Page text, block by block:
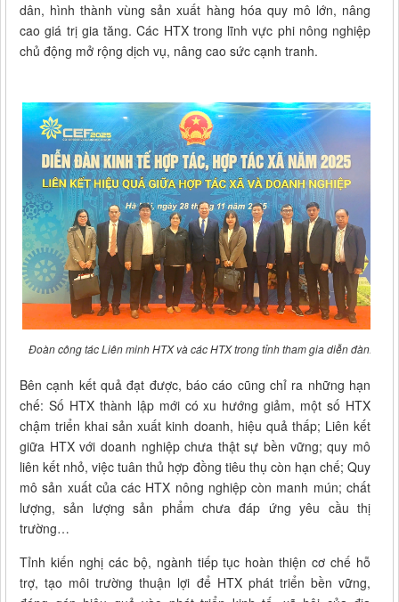
dân, hình thành vùng sản xuất hàng hóa quy mô lớn, nâng
cao giá trị gia tăng. Các HTX trong lĩnh vực phi nông nghiệp
chủ động mở rộng dịch vụ, nâng cao sức cạnh tranh.
Đoàn công tác Liên minh HTX và các HTX trong tỉnh tham gia diễn đàn.
Bên cạnh kết quả đạt được, báo cáo cũng chỉ ra những hạn
chế: Số HTX thành lập mới có xu hướng giảm, một số HTX
chậm triển khai sản xuất kinh doanh, hiệu quả thấp; Liên kết
giữa HTX với doanh nghiệp chưa thật sự bền vững; quy mô
liên kết nhỏ, việc tuân thủ hợp đồng tiêu thụ còn hạn chế; Quy
mô sản xuất của các HTX nông nghiệp còn manh mún; chất
lượng, sản lượng sản phẩm chưa đáp ứng yêu cầu thị
trường…
Tỉnh kiến nghị các bộ, ngành tiếp tục hoàn thiện cơ chế hỗ
trợ, tạo môi trường thuận lợi để HTX phát triển bền vững,